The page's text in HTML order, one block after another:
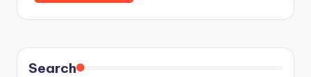
Search